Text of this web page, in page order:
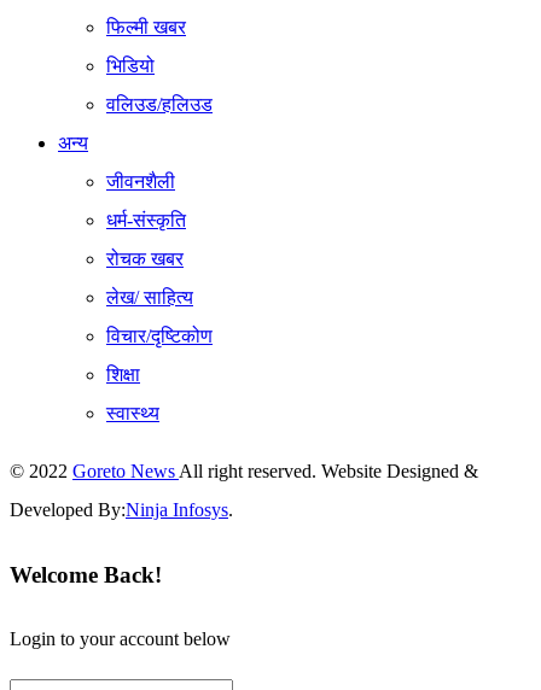
फिल्मी खबर
भिडियो
वलिउड/हलिउड
अन्य
जीवनशैली
धर्म-संस्कृति
रोचक खबर
लेख/ साहित्य
विचार/दृष्टिकोण
शिक्षा
स्वास्थ्य
© 2022 Goreto NewsAll right reserved. Website Designed &
Developed By:Ninja Infosys.
Welcome Back!
Login to your account below